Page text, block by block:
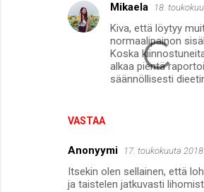
VASTAA
Mikaela 18.
Kiva, että löytyy
normaalipainon
Koska
alkaa pientä
säännöllisesti
Anonyymi 17. toukokuuta
Itsekin olen sellainen, että
ja taistelen jatkuvasti